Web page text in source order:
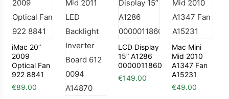
stock
iMac 20”
2009
Optical Fan
922 8841
€89.00
stock stock
LCD Display
15” A1286
0000011860
€149.00
stock
Mac Mini
Mid 2010
A1347 Fan
A15231
€49.00